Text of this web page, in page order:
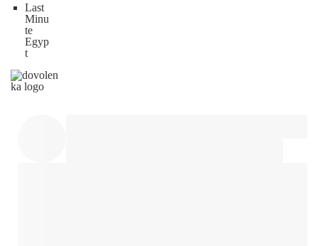
Last
Minu
te
Egyp
t